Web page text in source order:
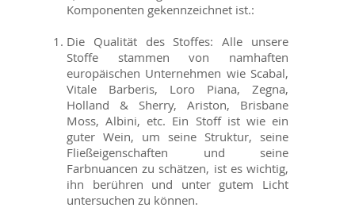
Komponenten gekennzeichnet ist.:
Die Qualität des Stoffes: Alle unsere
Stoffe stammen von namhaften
europäischen Unternehmen wie Scabal,
Vitale Barberis, Loro Piana, Zegna,
Holland & Sherry, Ariston, Brisbane
Moss, Albini, etc. Ein Stoff ist wie ein
guter Wein, um seine Struktur, seine
Fließeigenschaften und seine
Farbnuancen zu schätzen, ist es wichtig,
ihn berühren und unter gutem Licht
untersuchen zu können.